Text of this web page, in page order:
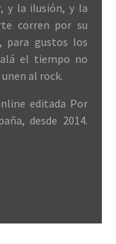
y la ilusión, y la
corren por su
para gustos los
el tiempo no
al rock.
editada Por
desde 2014.